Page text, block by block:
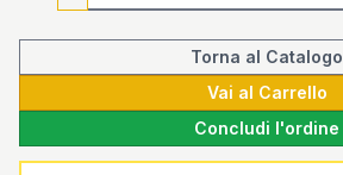
Torna al Catalogo
Vai al Carrello
Concludi l'ordine